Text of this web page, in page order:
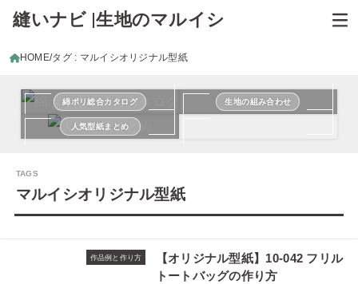
縫いナビ |生地のマルイシ
HOME タグ : マルイシオリジナル型紙
綿ポリ総合カタログ 生地の組み合わせ
人気型紙まとめ
マルイシオリジナル型紙
作品例と作り方
【オリジナル型紙】10-042 フリル
トートバッグの作り方